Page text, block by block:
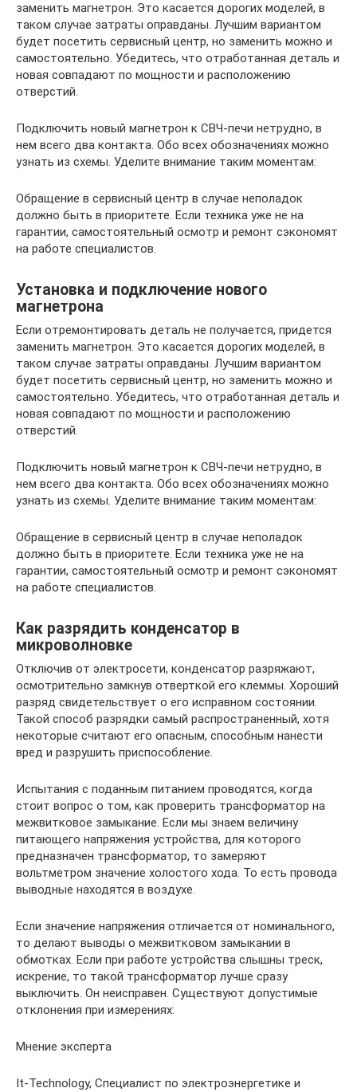
заменить магнетрон. Это касается дорогих моделей, в
таком случае затраты оправданы. Лучшим вариантом
будет посетить сервисный центр, но заменить можно и
самостоятельно. Убедитесь, что отработанная деталь и
новая совпадают по мощности и расположению
отверстий.
Подключить новый магнетрон к СВЧ-печи нетрудно, в
нем всего два контакта. Обо всех обозначениях можно
узнать из схемы. Уделите внимание таким моментам:
Обращение в сервисный центр в случае неполадок
должно быть в приоритете. Если техника уже не на
гарантии, самостоятельный осмотр и ремонт сэкономят
на работе специалистов.
Установка и подключение нового
магнетрона
Если отремонтировать деталь не получается, придется
заменить магнетрон. Это касается дорогих моделей, в
таком случае затраты оправданы. Лучшим вариантом
будет посетить сервисный центр, но заменить можно и
самостоятельно. Убедитесь, что отработанная деталь и
новая совпадают по мощности и расположению
отверстий.
Подключить новый магнетрон к СВЧ-печи нетрудно, в
нем всего два контакта. Обо всех обозначениях можно
узнать из схемы. Уделите внимание таким моментам:
Обращение в сервисный центр в случае неполадок
должно быть в приоритете. Если техника уже не на
гарантии, самостоятельный осмотр и ремонт сэкономят
на работе специалистов.
Как разрядить конденсатор в
микроволновке
Отключив от электросети, конденсатор разряжают,
осмотрительно замкнув отверткой его клеммы. Хороший
разряд свидетельствует о его исправном состоянии.
Такой способ разрядки самый распространенный, хотя
некоторые считают его опасным, способным нанести
вред и разрушить приспособление.
Испытания с поданным питанием проводятся, когда
стоит вопрос о том, как проверить трансформатор на
межвитковое замыкание. Если мы знаем величину
питающего напряжения устройства, для которого
предназначен трансформатор, то замеряют
вольтметром значение холостого хода. То есть провода
выводные находятся в воздухе.
Если значение напряжения отличается от номинального,
то делают выводы о межвитковом замыкании в
обмотках. Если при работе устройства слышны треск,
искрение, то такой трансформатор лучше сразу
выключить. Он неисправен. Существуют допустимые
отклонения при измерениях:
Мнение эксперта
It-Technology, Cпециалист по электроэнергетике и